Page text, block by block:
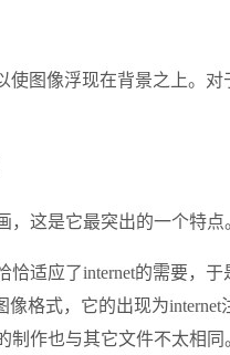
使图像浮现在背景之上。对
，这是它最突出的一个特点
恰适应了internet的需要，于
像格式，它的出现为internet
制作也与其它文件不太相同